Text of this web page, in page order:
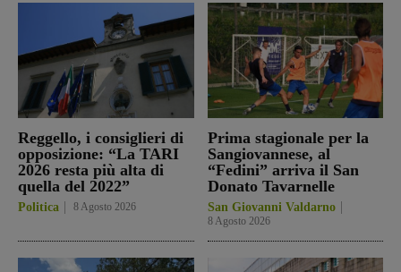
Reggello, i consiglieri di
opposizione: “La TARI
2026 resta più alta di
quella del 2022”
Politica 8 Agosto 2026
Prima stagionale per la
Sangiovannese, al
“Fedini” arriva il San
Donato Tavarnelle
San Giovanni Valdarno
8 Agosto 2026